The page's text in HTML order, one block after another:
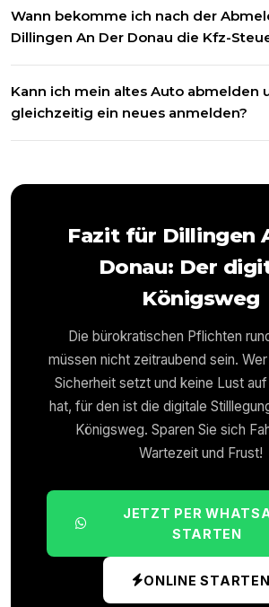
Wann bekomme ich nach der
Dillingen An Der Donau die Kfz-
Kann ich mein altes Auto abmelden
gleichzeitig ein neues anmelden?
Fazit für Dillingen
Donau: Der
Königsweg
Die bürokratischen Pflichten
müssen nicht zeitraubend sein.
Sicherheit setzt und keine Lust
hat, für den ist die digitale
Königsweg. Sparen Sie sich
Wartezeit und Frust!
JETZT PER
STARTEN
ONLINE STARTEN